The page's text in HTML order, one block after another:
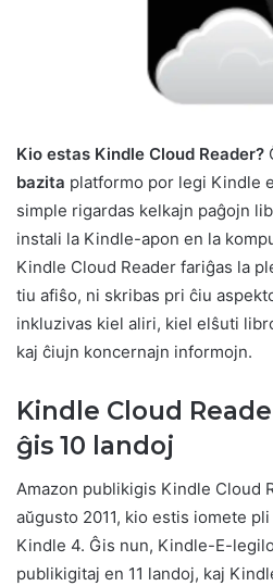
Kio estas Kindle Cloud Reader?
bazita platformo por legi Kindle
simple rigardas kelkajn paĝojn
instali la Kindle-apon en la
Kindle Cloud Reader fariĝas la
tiu afiŝo, ni skribas pri ĉiu
inkluzivas kiel aliri, kiel elŝuti
kaj ĉiujn koncernajn informojn.
Kindle Cloud
ĝis 10 landoj
Amazon publikigis Kindle Cloud
aŭgusto 2011, kio estis iomete
Kindle 4. Ĝis nun, Kindle-E-
publikigitaj en 11 landoj, kaj